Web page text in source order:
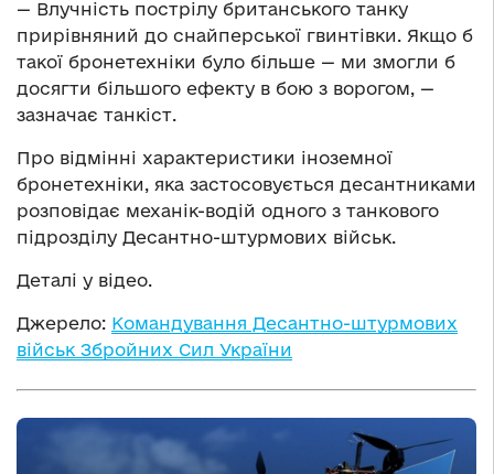
— Влучність пострілу британського танку
прирівняний до снайперської гвинтівки. Якщо б
такої бронетехніки було більше — ми змогли б
досягти більшого ефекту в бою з ворогом, —
зазначає танкіст.
Про відмінні характеристики іноземної
бронетехніки, яка застосовується десантниками
розповідає механік-водій одного з танкового
підрозділу Десантно-штурмових військ.
Деталі у відео.
Джерело: Командування Десантно-штурмових
військ Збройних Сил України